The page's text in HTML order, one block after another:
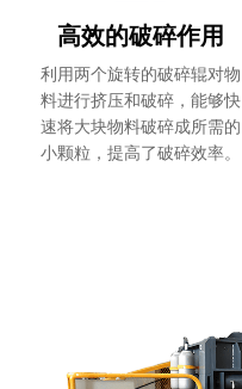
高效的破碎作用
利用两个旋转的破碎辊对物
料进行挤压和破碎，能够快
速将大块物料破碎成所需的
小颗粒，提高了破碎效率。